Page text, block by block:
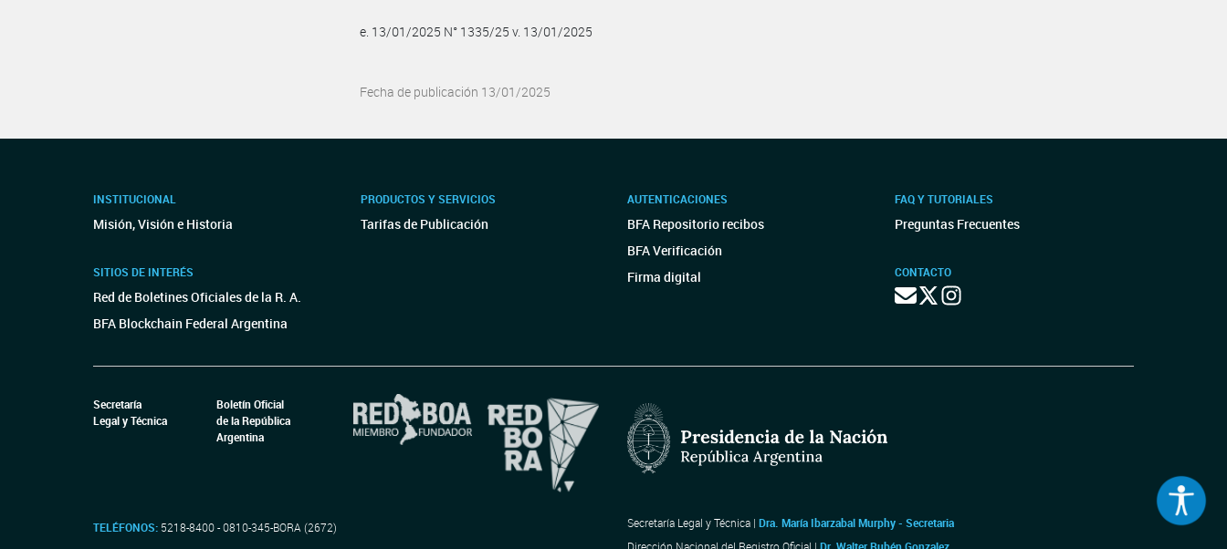
e. 13/01/2025 N° 1335/25 v. 13/01/2025
Fecha de publicación 13/01/2025
INSTITUCIONAL
Misión, Visión e Historia
SITIOS DE INTERÉS
Red de Boletines Oficiales de la R. A.
BFA Blockchain Federal Argentina
PRODUCTOS Y SERVICIOS
Tarifas de Publicación
AUTENTICACIONES
BFA Repositorio recibos
BFA Verificación
Firma digital
FAQ Y TUTORIALES
Preguntas Frecuentes
CONTACTO
Secretaría
Legal y Técnica
Boletín Oficial
de la República
Argentina
TELÉFONOS: 5218-8400 - 0810-345-BORA (2672)
Secretaría Legal y Técnica | Dra. María Ibarzabal Murphy - Secretaria
Dirección Nacional del Registro Oficial | Dr. Walter Rubén Gonzalez